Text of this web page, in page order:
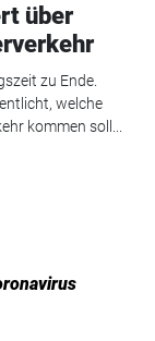
über
zu Ende.
welche
kommen soll...